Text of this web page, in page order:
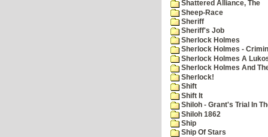
Shattered Alliance, The
Sheep-Race
Sheriff
Sheriff's Job
Sherlock Holmes
Sherlock Holmes -
Sherlock Holmes A
Sherlock Holmes And
Sherlock!
Shift
Shift It
Shiloh - Grant's Trial In
Shiloh 1862
Ship
Ship Of Stars